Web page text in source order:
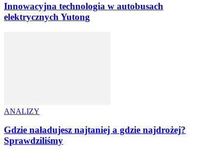
Innowacyjna technologia w autobusach
elektrycznych Yutong
ANALIZY
Gdzie naładujesz najtaniej a gdzie najdrożej?
Sprawdziliśmy